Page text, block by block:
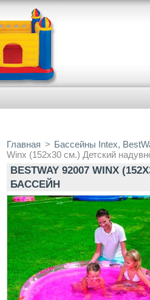
Главная > Бассейны Intex,
Winx (152х30 см.) Детский
BESTWAY 92007 WINX
БАССЕЙН